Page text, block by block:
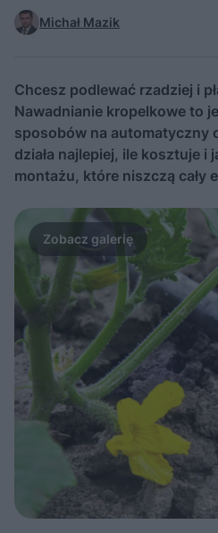
Michał Mazik
Chcesz podlewać rzadziej i
Nawadnianie kropelkowe to
sposobów na automatyczny
działa najlepiej, ile kosztuje i
montażu, które niszczą cały